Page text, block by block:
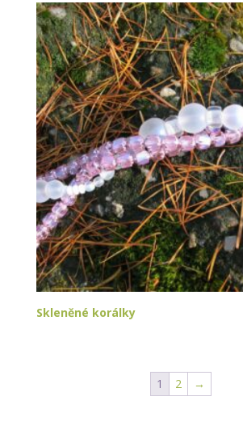
Skleněné korálky
1 2 →